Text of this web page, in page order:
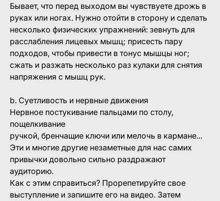
Бывает, что перед выходом вы чувствуете дрожь в
руках или ногах. Нужно отойти в сторону и сделать
несколько физических упражнений: зевнуть для
расслабления лицевых мышц; присесть пару
подходов, чтобы привести в тонус мышцы ног;
сжать и разжать несколько раз кулаки для снятия
напряжения с мышц рук.
b. Суетливость и нервные движения
Нервное постукивание пальцами по столу,
пощелкивание
ручкой, бренчащие ключи или мелочь в кармане...
Эти и многие другие незаметные для нас самих
привычки довольно сильно раздражают
аудиторию.
Как с этим справиться? Прорепетируйте свое
выступление и запишите его на видео. Затем